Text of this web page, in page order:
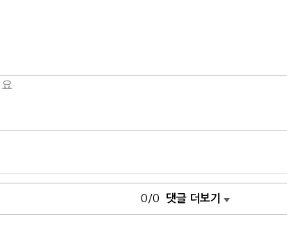
0/0 댓글 더보기